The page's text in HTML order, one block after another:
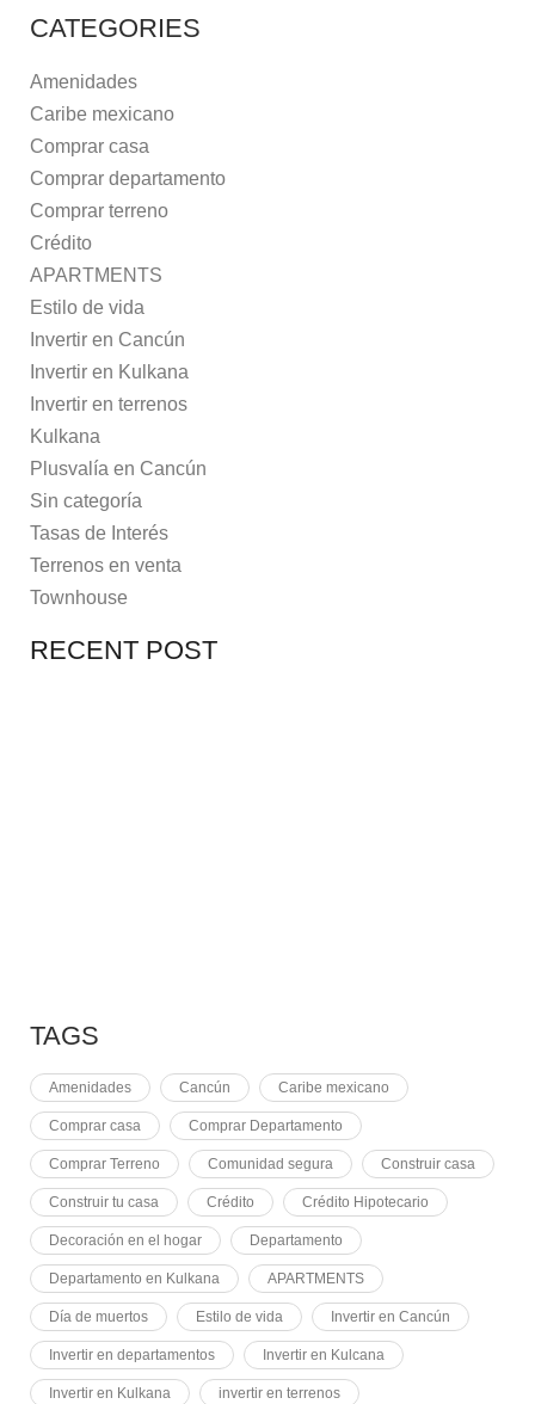
CATEGORIES
Amenidades
Caribe mexicano
Comprar casa
Comprar departamento
Comprar terreno
Crédito
APARTMENTS
Estilo de vida
Invertir en Cancún
Invertir en Kulkana
Invertir en terrenos
Kulkana
Plusvalía en Cancún
Sin categoría
Tasas de Interés
Terrenos en venta
Townhouse
RECENT POST
TAGS
Amenidades Cancún Caribe mexicano
Comprar casa Comprar Departamento
Comprar Terreno Comunidad segura Construir casa
Construir tu casa Crédito Crédito Hipotecario
Decoración en el hogar Departamento
Departamento en Kulkana APARTMENTS
Día de muertos Estilo de vida Invertir en Cancún
Invertir en departamentos Invertir en Kulcana
Invertir en Kulkana invertir en terrenos